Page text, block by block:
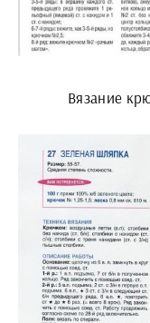
Вязание